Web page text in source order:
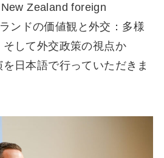
Zealand foreign
ンドの価値観と外交：多様
して外交政策の視点か
日本語で行っていただきま